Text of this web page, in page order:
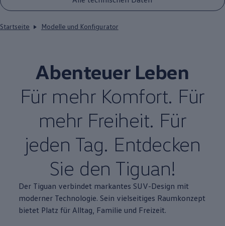
Startseite Modelle und Konfigurator
Abenteuer Leben
Für mehr Komfort. Für
mehr Freiheit. Für
jeden Tag. Entdecken
Sie den Tiguan!
Der Tiguan verbindet markantes SUV-Design mit
moderner Technologie. Sein vielseitiges Raumkonzept
bietet Platz für Alltag, Familie und Freizeit.